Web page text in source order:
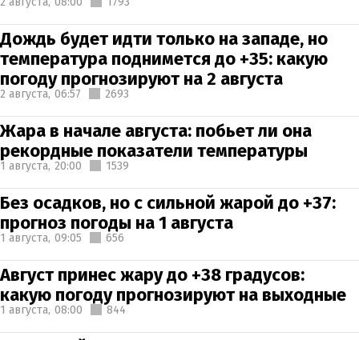
Дождь будет идти только на западе, но
температура поднимется до +35: какую
погоду прогнозируют на 2 августа
2 августа, 06:57 2693
Жара в начале августа: побьет ли она
рекордные показатели температуры
1 августа, 20:00 1539
Без осадков, но с сильной жарой до +37:
прогноз погоды на 1 августа
1 августа, 09:05 656
Август принес жару до +38 градусов:
какую погоду прогнозируют на выходные
1 августа, 08:00 844